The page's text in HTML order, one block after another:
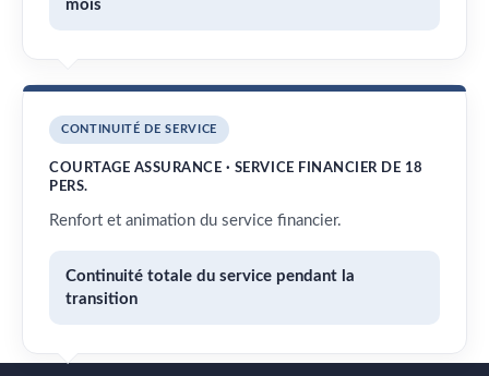
mois
CONTINUITÉ DE SERVICE
COURTAGE ASSURANCE · SERVICE FINANCIER DE 18
PERS.
Renfort et animation du service financier.
Continuité totale du service pendant la
transition